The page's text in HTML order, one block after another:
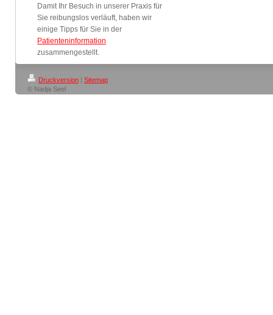
Damit Ihr Besuch in unserer Praxis für
Sie reibungslos verläuft, haben wir
einige Tipps für Sie in der
Patienteninformation
zusammengestellt.
Druckversion | Sitemap
© Nadja Seel